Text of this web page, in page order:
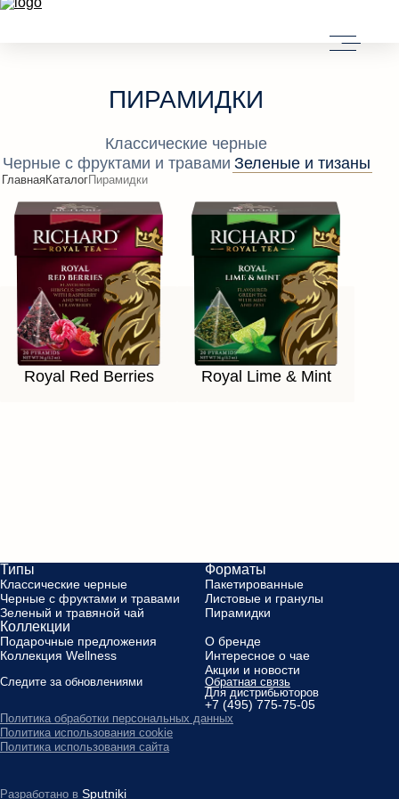
ПИРАМИДКИ
Классические черные
Черные с фруктами и травами Зеленые и тизаны
ГлавнаяКаталогПирамидки
Royal Red Berries Royal Lime & Mint
Обратная связь
Для дистрибьюторов
+7 (495) 775-75-05
Следите за обновлениями
Типы
Классические черные
Черные с фруктами и травами
Зеленый и травяной чай
Форматы
Пакетированные
Листовые и гранулы
Пирамидки
Коллекции
Подарочные предложения
Коллекция Wellness
О бренде
Интересное о чае
Акции и новости
Политика обработки персональных данных
Политика использования cookie
Политика использования сайта
Разработано в Sputniki
ОБРАТНАЯ СВЯЗЬ